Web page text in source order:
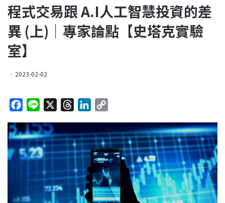
程式交易跟 A.I人工智慧投資的差
異 (上)｜專家論點【史塔克實驗
室】
2023-02-02
c
e
b
k
n
e
r
e
a
d
s
n
k
e
d
I
n
p
y
L
i
n
k